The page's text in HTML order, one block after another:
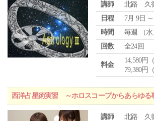
講師
北路 久
日程
7月 9日
時間
毎週 （水
回数
全24回
料金
14,580円
79,380円
西洋占星術実習 ～ホロスコープからあらゆる
講師
北路 久